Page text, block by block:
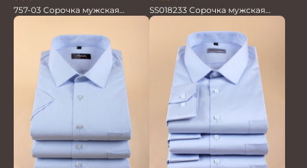
757-03 Сорочка мужская
кор.рукав
SS018233 Сорочка мужская
GROSTYLE TRENDY